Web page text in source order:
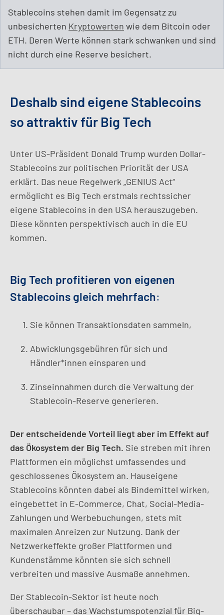
Stablecoins stehen damit im Gegensatz zu
unbesicherten Kryptowerten wie dem Bitcoin oder
ETH. Deren Werte können stark schwanken und sind
nicht durch eine Reserve besichert.
Deshalb sind eigene Stablecoins
so attraktiv für Big Tech
Unter US-Präsident Donald Trump wurden Dollar-
Stablecoins zur politischen Priorität der USA
erklärt. Das neue Regelwerk „GENIUS Act“
ermöglicht es Big Tech erstmals rechtssicher
eigene Stablecoins in den USA herauszugeben.
Diese könnten perspektivisch auch in die EU
kommen.
Big Tech profitieren von eigenen
Stablecoins gleich mehrfach:
Sie können Transaktionsdaten sammeln,
Abwicklungsgebühren für sich und
Händler*innen einsparen und
Zinseinnahmen durch die Verwaltung der
Stablecoin-Reserve generieren.
Der entscheidende Vorteil liegt aber im Effekt auf
das Ökosystem der Big Tech. Sie streben mit ihren
Plattformen ein möglichst umfassendes und
geschlossenes Ökosystem an. Hauseigene
Stablecoins könnten dabei als Bindemittel wirken,
eingebettet in E-Commerce, Chat, Social-Media-
Zahlungen und Werbebuchungen, stets mit
maximalen Anreizen zur Nutzung. Dank der
Netzwerkeffekte großer Plattformen und
Kundenstämme könnten sie sich schnell
verbreiten und massive Ausmaße annehmen.
Der Stablecoin-Sektor ist heute noch
überschaubar – das Wachstumspotenzial für Big-